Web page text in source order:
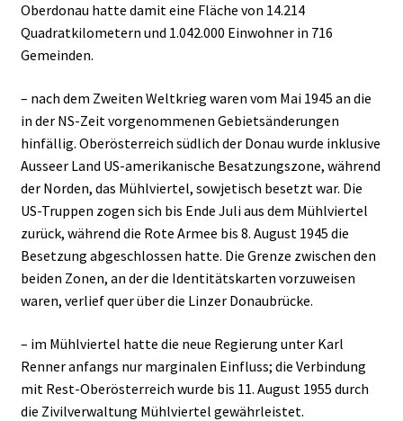
Oberdonau hatte damit eine Fläche von 14.214
Quadratkilometern und 1.042.000 Einwohner in 716
Gemeinden.
– nach dem Zweiten Weltkrieg waren vom Mai 1945 an die
in der NS-Zeit vorgenommenen Gebietsänderungen
hinfällig. Oberösterreich südlich der Donau wurde inklusive
Ausseer Land US-amerikanische Besatzungszone, während
der Norden, das Mühlviertel, sowjetisch besetzt war. Die
US-Truppen zogen sich bis Ende Juli aus dem Mühlviertel
zurück, während die Rote Armee bis 8. August 1945 die
Besetzung abgeschlossen hatte. Die Grenze zwischen den
beiden Zonen, an der die Identitätskarten vorzuweisen
waren, verlief quer über die Linzer Donaubrücke.
– im Mühlviertel hatte die neue Regierung unter Karl
Renner anfangs nur marginalen Einfluss; die Verbindung
mit Rest-Oberösterreich wurde bis 11. August 1955 durch
die Zivilverwaltung Mühlviertel gewährleistet.